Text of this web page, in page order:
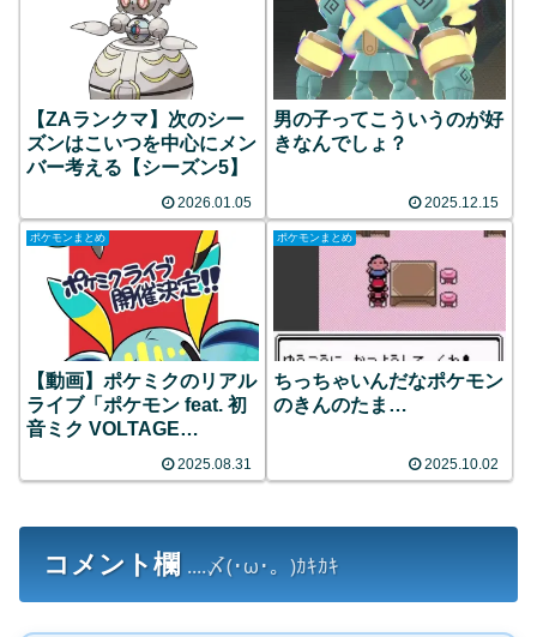
【ZAランクマ】次のシー
ズンはこいつを中心にメン
バー考える【シーズン5】
2026.01.05
男の子ってこういうのが好
きなんでしょ？
2025.12.15
ポケモンまとめ
【動画】ポケミクのリアル
ライブ「ポケモン feat. 初
音ミク VOLTAGE
Live！」が2026年3月に開
催決定！
2025.08.31
ポケモンまとめ
ちっちゃいんだなポケモン
のきんのたま…
2025.10.02
コメント欄 ....〆(･ω･。)ｶｷｶｷ